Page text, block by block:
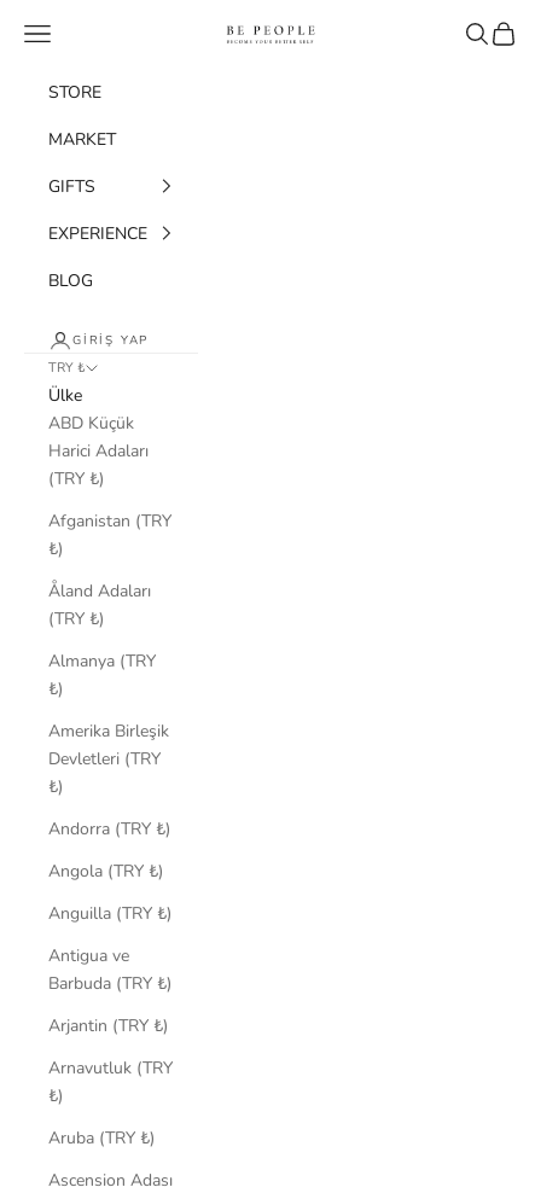
bepeople.co
Menü Ara Sepet
STORE
MARKET
GIFTS
EXPERIENCE
BLOG
GIRIŞ YAP
TRY ₺
Ülke
ABD Küçük
Harici Adaları
(TRY ₺)
Afganistan (TRY
₺)
Åland Adaları
(TRY ₺)
Almanya (TRY
₺)
Amerika Birleşik
Devletleri (TRY
₺)
Andorra (TRY ₺)
Angola (TRY ₺)
Anguilla (TRY ₺)
Antigua ve
Barbuda (TRY ₺)
Arjantin (TRY ₺)
Arnavutluk (TRY
₺)
Aruba (TRY ₺)
Ascension Adası